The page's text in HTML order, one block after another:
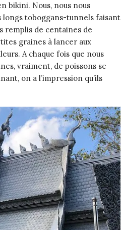
bikini. Nous, nous nous
longs toboggans-tunnels faisant
remplis de centaines de
graines à lancer aux
A chaque fois que nous
vraiment, de poissons se
on a l’impression qu’ils